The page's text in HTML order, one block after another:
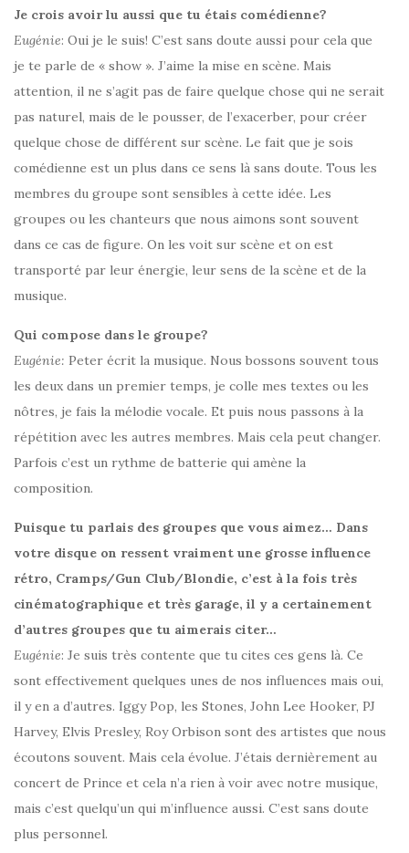
Je crois avoir lu aussi que tu étais comédienne?
Eugénie: Oui je le suis! C’est sans doute aussi pour cela que
je te parle de « show ». J’aime la mise en scène. Mais
attention, il ne s’agit pas de faire quelque chose qui ne serait
pas naturel, mais de le pousser, de l’exacerber, pour créer
quelque chose de différent sur scène. Le fait que je sois
comédienne est un plus dans ce sens là sans doute. Tous les
membres du groupe sont sensibles à cette idée. Les
groupes ou les chanteurs que nous aimons sont souvent
dans ce cas de figure. On les voit sur scène et on est
transporté par leur énergie, leur sens de la scène et de la
musique.
Qui compose dans le groupe?
Eugénie: Peter écrit la musique. Nous bossons souvent tous
les deux dans un premier temps, je colle mes textes ou les
nôtres, je fais la mélodie vocale. Et puis nous passons à la
répétition avec les autres membres. Mais cela peut changer.
Parfois c’est un rythme de batterie qui amène la
composition.
Puisque tu parlais des groupes que vous aimez… Dans
votre disque on ressent vraiment une grosse influence
rétro, Cramps/Gun Club/Blondie, c’est à la fois très
cinématographique et très garage, il y a certainement
d’autres groupes que tu aimerais citer…
Eugénie: Je suis très contente que tu cites ces gens là. Ce
sont effectivement quelques unes de nos influences mais oui,
il y en a d’autres. Iggy Pop, les Stones, John Lee Hooker, PJ
Harvey, Elvis Presley, Roy Orbison sont des artistes que nous
écoutons souvent. Mais cela évolue. J’étais dernièrement au
concert de Prince et cela n’a rien à voir avec notre musique,
mais c’est quelqu’un qui m’influence aussi. C’est sans doute
plus personnel.